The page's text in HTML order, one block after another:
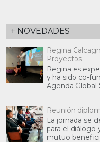
+ NOVEDADES
Regina
Proyectos
Regina es
y ha sido co-
Agenda Global
Reunión
La jornada se
para el diálogo
mutuo